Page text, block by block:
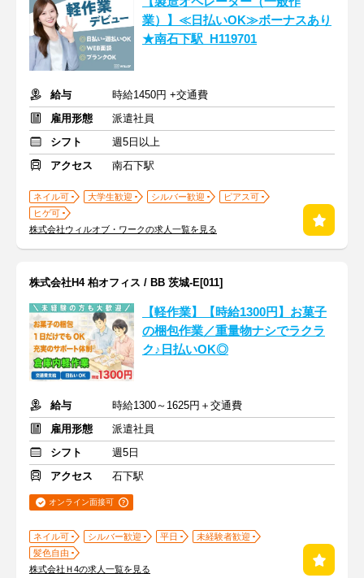
業）】≪日払いOK≫ボーナスあり
★南石下駅_H119701
給与
時給1450円 +交通費
雇用形態
派遣社員
シフト
週5日以上
アクセス
南石下駅
ネイル可 大学生歓迎 シルバー歓迎
ピアス可
ヒゲ可
株式会社ウィルオブ・ワークの求人一覧を見る
株式会社H4 柏オフィス / BB 茨城-E[011]
【軽作業】【時給1300円】お菓子
の梱包作業／重量物ナシでラクラ
ク♪日払いOK◎
給与
時給1300～1625円＋交通費
雇用形態
派遣社員
シフト
週5日
アクセス
石下駅
オンライン面接可
ネイル可 シルバー歓迎 平日
未経験者歓迎
髪色自由
株式会社Ｈ4の求人一覧を見る